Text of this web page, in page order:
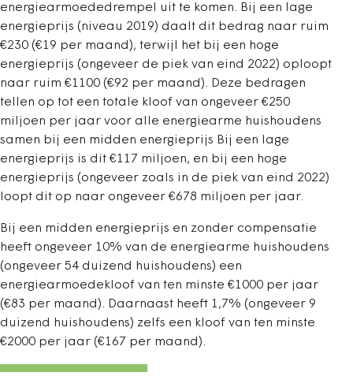
energiearmoededrempel uit te komen. Bij een lage
energieprijs (niveau 2019) daalt dit bedrag naar ruim
€230 (€19 per maand), terwijl het bij een hoge
energieprijs (ongeveer de piek van eind 2022) oploopt
naar ruim €1100 (€92 per maand). Deze bedragen
tellen op tot een totale kloof van ongeveer €250
miljoen per jaar voor alle energiearme huishoudens
samen bij een midden energieprijs Bij een lage
energieprijs is dit €117 miljoen, en bij een hoge
energieprijs (ongeveer zoals in de piek van eind 2022)
loopt dit op naar ongeveer €678 miljoen per jaar.
Bij een midden energieprijs en zonder compensatie
heeft ongeveer 10% van de energiearme huishoudens
(ongeveer 54 duizend huishoudens) een
energiearmoedekloof van ten minste €1000 per jaar
(€83 per maand). Daarnaast heeft 1,7% (ongeveer 9
duizend huishoudens) zelfs een kloof van ten minste
€2000 per jaar (€167 per maand).